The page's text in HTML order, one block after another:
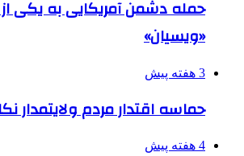
حمله دشمن آمریکایی به یکی
«ویسیان»
3 هفته پیش
حماسه اقتدار مردم ولایتمدار
4 هفته پیش